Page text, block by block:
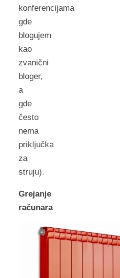
konferencijama
gde
blogujem
kao
zvanični
bloger,
a
gde
često
nema
priključka
za
struju).
Grejanje
računara